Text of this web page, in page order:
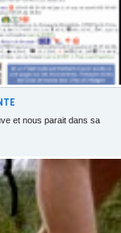
et nous parait dans sa